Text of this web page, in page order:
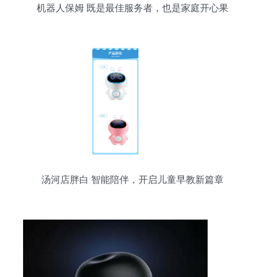
机器人保姆 既是最佳服务者，也是家庭开心果
汤河店胖白 智能陪伴，开启儿童早教新篇章